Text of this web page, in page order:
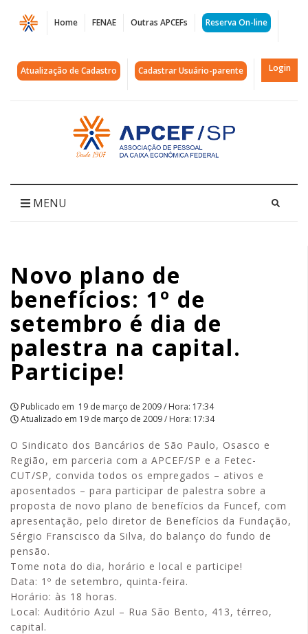
Página
Novo
plano
benefícios:
setembro
de
palestra
na
capital.
Participe!
|
APCEF/SP
Home FENAE Outras APCEFs Reserva On-line
Atualização de Cadastro Cadastrar Usuário-parente Login
Acessar
página
inicial
MENU
Novo plano de
benefícios: 1º de
setembro é dia de
palestra na capital.
Participe!
Publicado em 19 de março de 2009 / Hora: 17:34
Atualizado em 19 de março de 2009 / Hora: 17:34
O Sindicato dos Bancários de São Paulo, Osasco e
Região, em parceria com a APCEF/SP e a Fetec-
CUT/SP, convida todos os empregados – ativos e
aposentados – para participar de palestra sobre a
proposta de novo plano de benefícios da Funcef, com
apresentação, pelo diretor de Benefícios da Fundação,
Sérgio Franscisco da Silva, do balanço do fundo de
pensão.
Tome nota do dia, horário e local e participe!
Data: 1º de setembro, quinta-feira.
Horário: às 18 horas.
Local: Auditório Azul – Rua São Bento, 413, térreo,
capital.